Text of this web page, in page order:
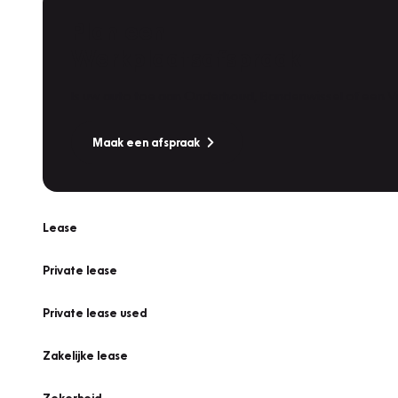
Maak een afspraak
Lease
Private lease
Private lease used
Zakelijke lease